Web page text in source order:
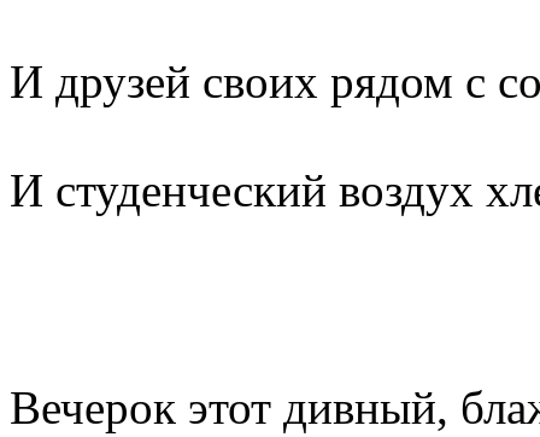
И друзей своих рядом с
И студенческий воздух
Вечерок этот дивный,